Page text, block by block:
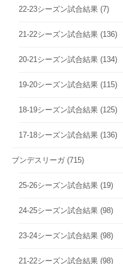
22-23シーズン試合結果 (7)
21-22シーズン試合結果 (136)
20-21シーズン試合結果 (134)
19-20シーズン試合結果 (115)
18-19シーズン試合結果 (125)
17-18シーズン試合結果 (136)
ブンデスリーガ (715)
25-26シーズン試合結果 (19)
24-25シーズン試合結果 (98)
23-24シーズン試合結果 (98)
21-22シーズン試合結果 (98)